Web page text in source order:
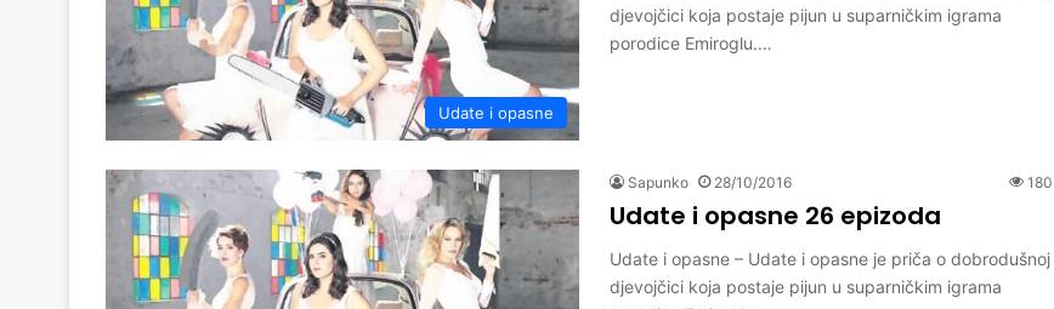
Udate i opasne
djevojčici koja postaje pijun u suparničkim igrama
porodice Emiroglu.…
Sapunko 28/10/2016 180
Udate i opasne 26 epizoda
Udate i opasne – Udate i opasne je priča o dobrodušnoj
djevojčici koja postaje pijun u suparničkim igrama